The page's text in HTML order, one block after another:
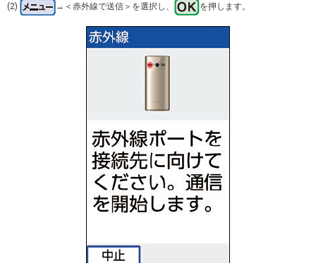
(2) →＜赤外線で送信＞を選択し、 を押します。